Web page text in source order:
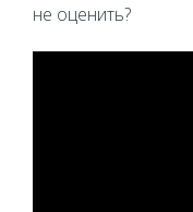
не оценить?